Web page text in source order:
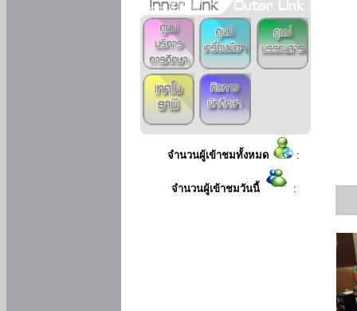
จำนวนผู้เข้าชมทั้งหมด :
จำนวนผู้เข้าชมวันนี้ :